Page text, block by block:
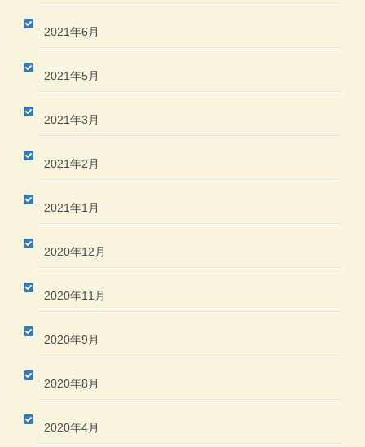
2021年6月
2021年5月
2021年3月
2021年2月
2021年1月
2020年12月
2020年11月
2020年9月
2020年8月
2020年4月